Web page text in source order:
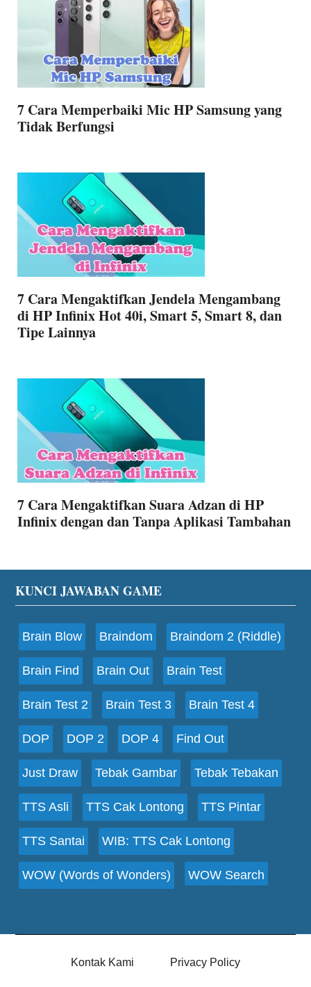
7 Cara Memperbaiki Mic HP Samsung yang
Tidak Berfungsi
7 Cara Mengaktifkan Jendela Mengambang
di HP Infinix Hot 40i, Smart 5, Smart 8, dan
Tipe Lainnya
7 Cara Mengaktifkan Suara Adzan di HP
Infinix dengan dan Tanpa Aplikasi Tambahan
Footer
KUNCI JAWABAN GAME
Brain Blow Braindom Braindom 2 (Riddle)
Brain Find Brain Out Brain Test
Brain Test 2 Brain Test 3 Brain Test 4
DOP DOP 2 DOP 4 Find Out
Just Draw Tebak Gambar Tebak Tebakan
TTS Asli TTS Cak Lontong TTS Pintar
TTS Santai WIB: TTS Cak Lontong
WOW (Words of Wonders) WOW Search
Kontak Kami Privacy Policy